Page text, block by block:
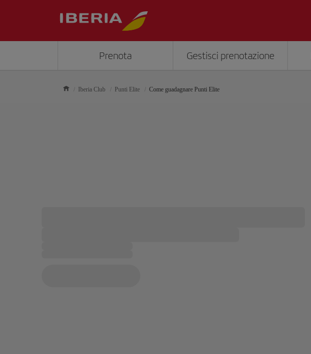
Prenota Gestisci prenotazione
Iberia Club Punti Elite Come guadagnare Punti Elite